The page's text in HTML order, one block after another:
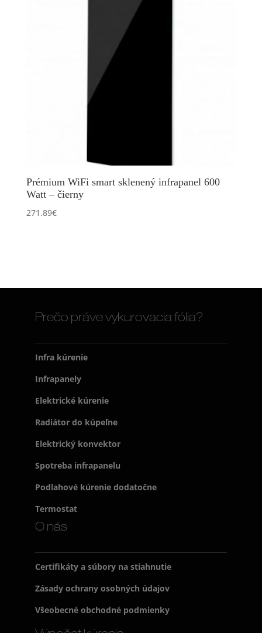
Prémium WiFi smart sklenený infrapanel 600
Watt – čierny
271.89€
Prečo práve vykurovacia fólia?
Infra kúrenie
Infrapanely
Elektrické kúrenie
Radiátor do kúpeľne
Elektrický konvektor
Spotreba infrapanelu
Podlahové kúrenie dodatočne
Termostat
O nás
Certifikáty a súbory na stiahnutie
Zásady ochrany osobných údajov
Všeobecné obchodné podmienky